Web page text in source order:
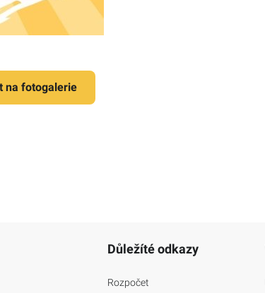
na fotogalerie
Důležíté odkazy
Rozpočet